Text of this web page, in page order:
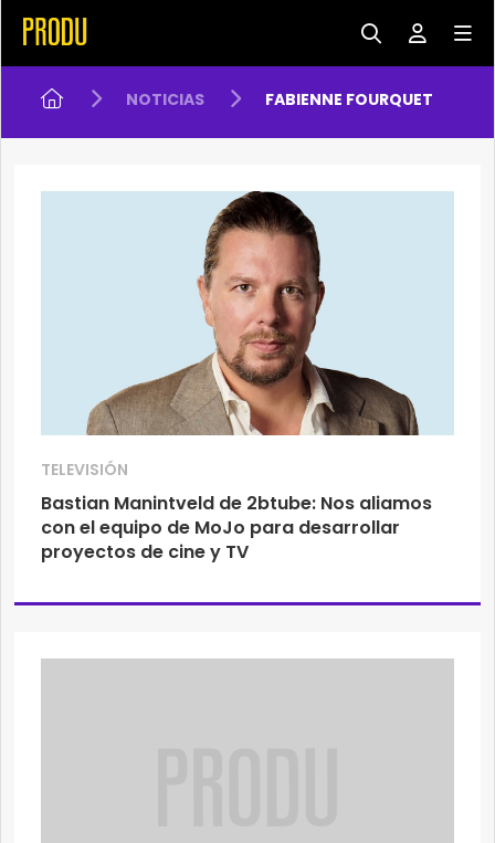
NOTICIAS FABIENNE FOURQUET
TELEVISIÓN
Bastian Manintveld de 2btube: Nos aliamos
con el equipo de MoJo para desarrollar
proyectos de cine y TV